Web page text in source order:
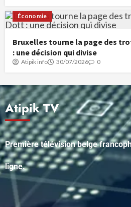
Économie
Bruxelles tourne la page des
: une décision qui divise
Atipik info 30/07/2026 0
Atipik TV
Première télévision belge
ligne.